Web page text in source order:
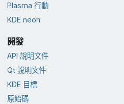
Plasma 行動
KDE neon
開發
API 說明文件
Qt 說明文件
KDE 目標
原始碼